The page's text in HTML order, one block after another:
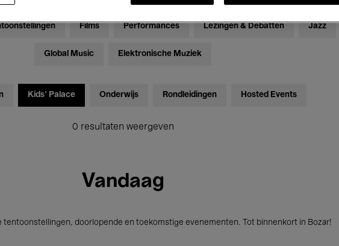
Films Performances Lezingen & Debatten Jazz
Global Music Elektronische Muziek
Kids’ Palace Onderwijs Rondleidingen Hosted Events
0 resultaten weergeven
Vandaag
tentoonstellingen, doorlopende en toekomstige evenementen. Tot binnenkort in Bozar!